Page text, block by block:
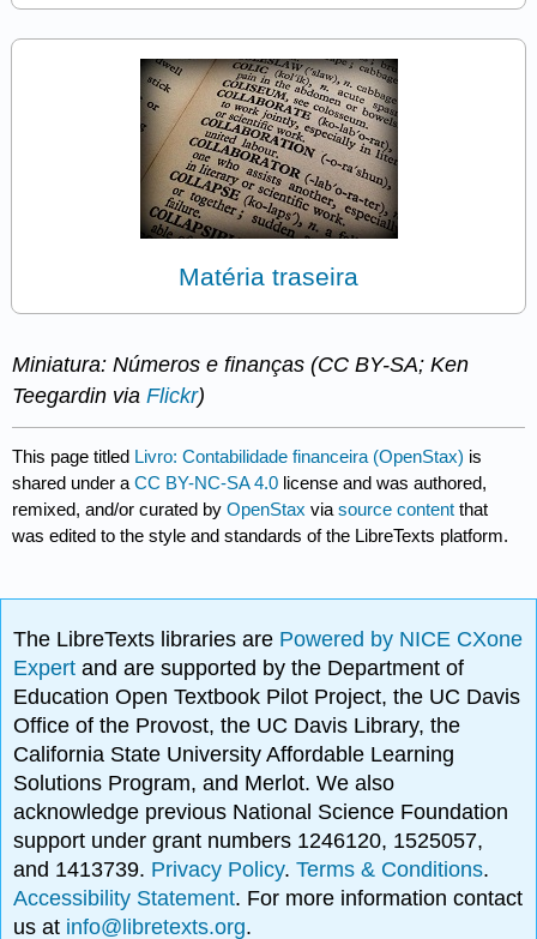
Matéria traseira
Miniatura: Números e finanças (CC BY-SA; Ken
Teegardin viaFlickr)
This page titled Livro: Contabilidade financeira (OpenStax) is
shared under aCC BY-NC-SA 4.0 license and was authored,
remixed, and/or curated byOpenStax viasource content that
was edited to the style and standards of the LibreTexts platform.
The LibreTexts libraries are Powered by NICE CXone
Expertand are supported by the Department of
Education Open Textbook Pilot Project, the UC Davis
Office of the Provost, the UC Davis Library, the
California State University Affordable Learning
Solutions Program, and Merlot. We also
acknowledge previous National Science Foundation
support under grant numbers 1246120, 1525057,
and 1413739. Privacy Policy.Terms & Conditions.
Accessibility Statement. For more information contact
us at info@libretexts.org.